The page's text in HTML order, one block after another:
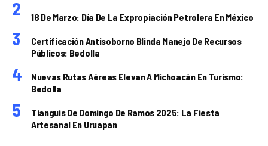
18 De Marzo: Día De La Expropiación Petrolera En México
Certificación Antisoborno Blinda Manejo De Recursos
Públicos: Bedolla
Nuevas Rutas Aéreas Elevan A Michoacán En Turismo:
Bedolla
Tianguis De Domingo De Ramos 2025: La Fiesta
Artesanal En Uruapan